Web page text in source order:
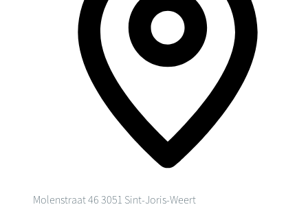
Molenstraat 46 3051 Sint-Joris-Weert